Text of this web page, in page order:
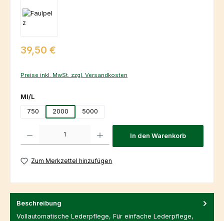
Regulärer Preis:
39,50 €
Preise inkl. MwSt. zzgl. Versandkosten
Ml/Lauswählen
750
2000 5000
Produkt Anzahl: Gib den gewünschten Wert ein oder benutze die
In den Warenkorb
Zum Merkzettel hinzufügen
Beschreibung
Vollautomatische Lederpflege, Für einfache Lederpflege,